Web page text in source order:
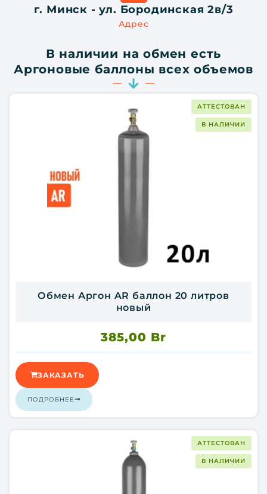
г. Минск - ул. Бородинская 2в/3
Адрес
В наличии на обмен есть
Аргоновые баллоны всех объемов
АТТЕСТОВАН
В НАЛИЧИИ
Обмен Аргон AR баллон 20 литров
новый
385,00 Br
ЗАКАЗАТЬ
ПОДРОБНЕЕ
АТТЕСТОВАН
В НАЛИЧИИ